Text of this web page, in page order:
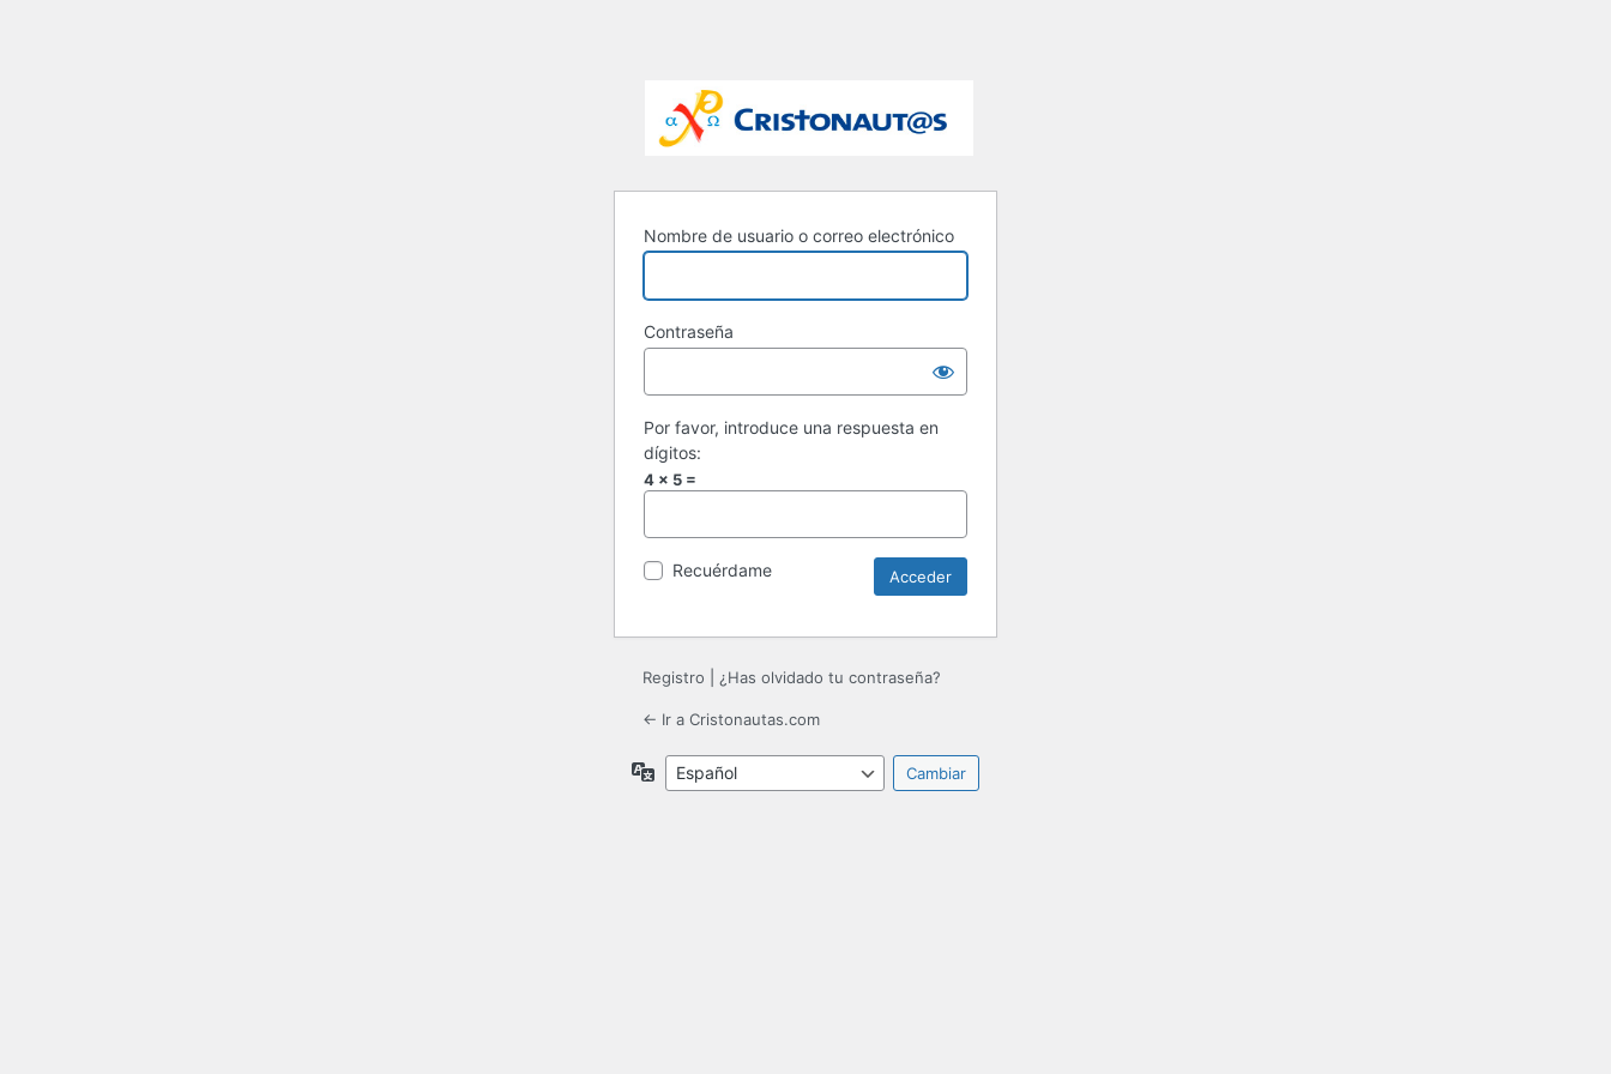
Nombre de usuario o correo electrónico
Contraseña
Por favor, introduce una respuesta en
dígitos:
4 × 5 =
Recuérdame
Registro ¿Has olvidado tu contraseña?
← Ir a Cristonautas.com
Idioma